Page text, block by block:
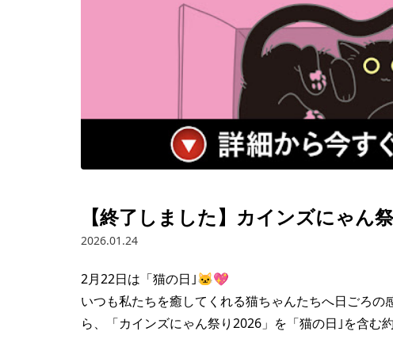
【終了しました】カインズにゃん
2026.01.24
2月22日は「猫の日｣🐱💖
いつも私たちを癒してくれる猫ちゃんたちへ日ごろ
ら、「カインズにゃん祭り2026」を「猫の日｣を含む